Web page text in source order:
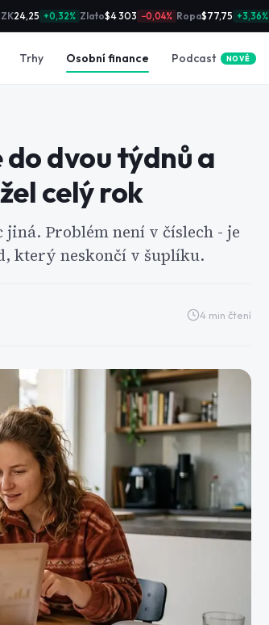
24,25 +0,32% Zlato$4 303 −0,04% Ropa$77,75 +3,36%
Trhy Osobní finance Podcast NOVÉ
do dvou týdnů a
celý rok
jiná. Problém není v číslech - je
který neskončí v šuplíku.
4 min čtení